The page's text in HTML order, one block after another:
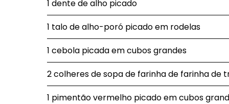
1 dente de alho picado
1 talo de alho-poró picado em rodelas
1 cebola picada em cubos grandes
2 colheres de sopa de farinha de farinha de
1 pimentão vermelho picado em cubos